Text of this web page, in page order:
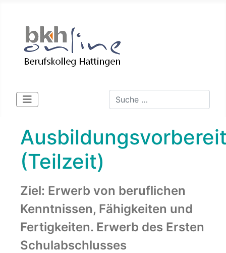
Suchen
(Teilzeit)
Ziel: Erwerb von beruflichen
Kenntnissen, Fähigkeiten und
Fertigkeiten. Erwerb des Ersten
Schulabschlusses